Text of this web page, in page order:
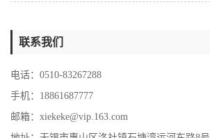
联系我们
电话：0510-83267288
手机：18861687777
邮箱： xiekeke@vip.163.com